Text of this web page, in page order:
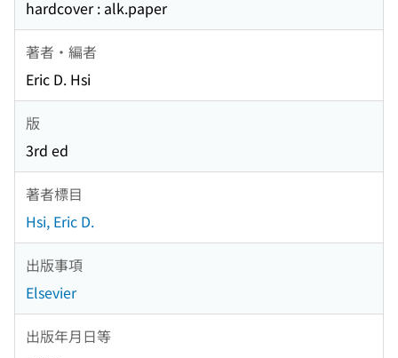
hardcover : alk.paper
著者・編者
Eric D. Hsi
版
3rd ed
著者標目
Hsi, Eric D.
出版事項
Elsevier
出版年月日等